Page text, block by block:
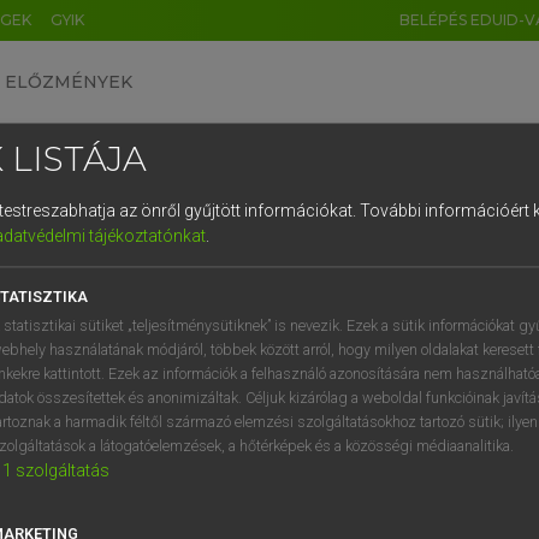
GYIK BELÉPÉS EDUID-
ELŐZMÉNYEK
angol szótár
fn
takaró
pokróc
ige letakar
mn
mindenre/mindenkire kiterjedő/vonatkozó
LISTÁJA
az önről gyűjtött információkat. További információért
tájékoztatónkat.
statisztikai sütiket „teljesítménysütiknek” is nevezik. Ezek a sütik információkat
használatának módjáról, többek között arról, hogy milyen oldalakat keresett
kattintott. Ezek az információk a felhasználó azonosítására nem
összesítettek és anonimizáltak. Céljuk kizárólag a weboldal funkcióinak
a harmadik féltől származó elemzési szolgáltatásokhoz tartozó sütik;
a látogatóelemzések, a hőtérképek és a közösségi médiaanalitika.
1 szolgáltatás
DE CN FR ES IT NL
1 2 3 4 5 6 7 8 9
q w e r t z u i
a s d f g h j k l é
í y x c v b n m , .